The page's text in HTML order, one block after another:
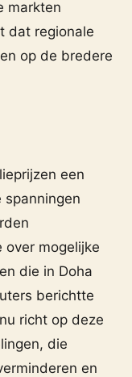
markten
dat regionale
op de bredere
een
over mogelijke
die in Doha
berichtte
richt op deze
die
en